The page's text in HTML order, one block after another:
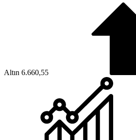
Altın 6.660,55